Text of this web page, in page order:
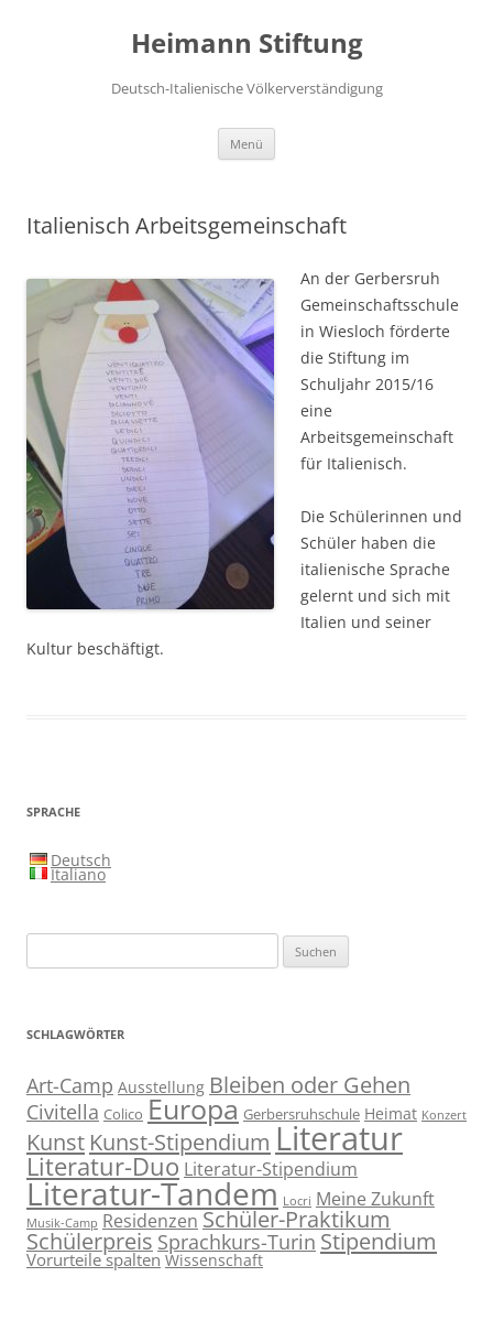
Heimann Stiftung
Deutsch-Italienische Völkerverständigung
Menü
Italienisch Arbeitsgemeinschaft
An der Gerbersruh
Gemeinschaftsschule
in Wiesloch förderte
die Stiftung im
Schuljahr 2015/16
eine
Arbeitsgemeinschaft
für Italienisch.
Die Schülerinnen und
Schüler haben die
italienische Sprache
gelernt und sich mit
Italien und seiner
Kultur beschäftigt.
SPRACHE
Deutsch
Italiano
nach:
SCHLAGWÖRTER
Art-Camp Ausstellung Bleiben oder Gehen
Civitella Colico Europa Gerbersruhschule Heimat Konzert
Kunst Kunst-Stipendium Literatur
Literatur-Duo Literatur-Stipendium
Literatur-Tandem Locri Meine Zukunft
Musik-Camp Residenzen Schüler-Praktikum
Schülerpreis Sprachkurs-Turin Stipendium
Vorurteile spalten Wissenschaft